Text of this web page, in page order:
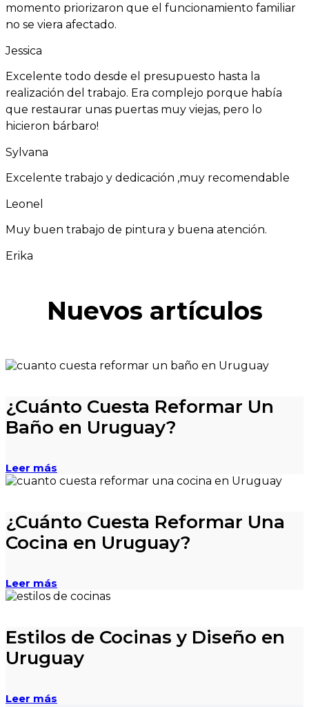
momento priorizaron que el funcionamiento familiar
no se viera afectado.
Jessica
Excelente todo desde el presupuesto hasta la
realización del trabajo. Era complejo porque había
que restaurar unas puertas muy viejas, pero lo
hicieron bárbaro!
Sylvana
Excelente trabajo y dedicación ,muy recomendable
Leonel
Muy buen trabajo de pintura y buena atención.
Erika
Nuevos artículos
¿Cuánto Cuesta Reformar Un
Baño en Uruguay?
Leer más
¿Cuánto Cuesta Reformar Una
Cocina en Uruguay?
Leer más
Estilos de Cocinas y Diseño en
Uruguay
Leer más